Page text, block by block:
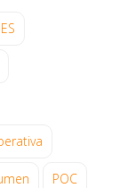
ES
POC